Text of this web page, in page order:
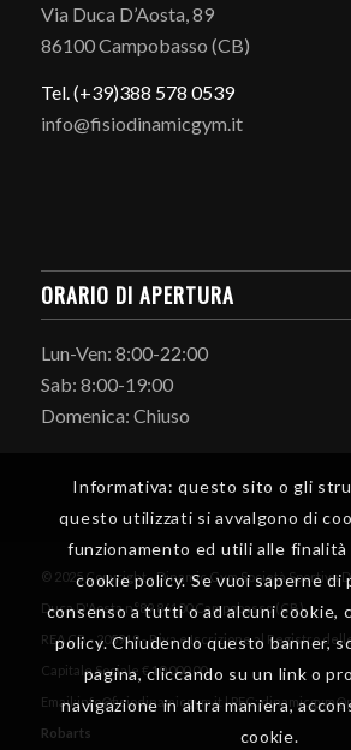
Via Duca D’Aosta, 89
86100 Campobasso (CB)
Tel. (+39)388 578 0539
info@fisiodinamicgym.it
ORARIO DI APERTURA
Lun-Ven: 8:00-22:00
Sab: 8:00-19:00
Domenica: Chiuso
© 2025 Copyright - Dinamic Gym Società Sportiva
Duca D'Aosta n°89 86100 Campobasso (CB)
REA CB - 205919 - P iva e Iscrizione al Registro
Capitale Sociale € 10.000,00
Email:info@fisiodinamicgym.it | PEC:
Robarts
Informativa: questo sito o gli
questo utilizzati si avvalgono di
funzionamento ed utili alle
cookie policy. Se vuoi saperne di
consenso a tutti o ad alcuni cookie,
policy. Chiudendo questo banner,
pagina, cliccando su un link o
navigazione in altra maniera,
cookie.